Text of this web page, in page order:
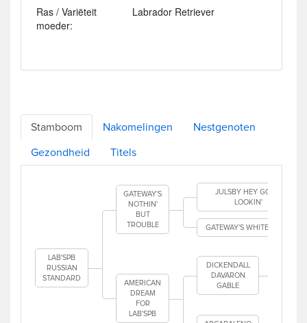
Ras / Variëteit
moeder:
Labrador Retriever
Stamboom Nakomelingen Nestgenoten
Gezondheid Titels
LAB'SPB
RUSSIAN
STANDARD
GATEWAY'S
NOTHIN'
BUT
TROUBLE
JULSBY HEY GOOD
LOOKIN'
GATEWAY'S WHITE DOVE
AMERICAN
DREAM
FOR
LAB'SPB
DICKENDALL
DAVARON
GABLE